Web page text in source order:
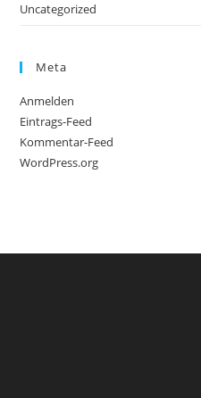
Uncategorized
Meta
Anmelden
Eintrags-Feed
Kommentar-Feed
WordPress.org